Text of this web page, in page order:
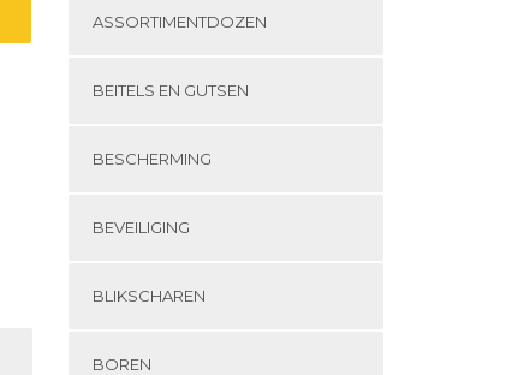
ASSORTIMENTDOZEN
BEITELS EN GUTSEN
BESCHERMING
BEVEILIGING
BLIKSCHAREN
BOREN